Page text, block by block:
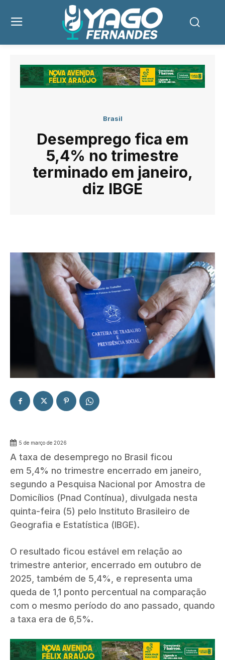
Brasil
Desemprego fica em
5,4% no trimestre
terminado em janeiro,
diz IBGE
5 de março de 2026
A taxa de desemprego no Brasil ficou
em 5,4% no trimestre encerrado em janeiro,
segundo a Pesquisa Nacional por Amostra de
Domicílios (Pnad Contínua), divulgada nesta
quinta-feira (5) pelo Instituto Brasileiro de
Geografia e Estatística (IBGE).
O resultado ficou estável em relação ao
trimestre anterior, encerrado em outubro de
2025, também de 5,4%, e representa uma
queda de 1,1 ponto percentual na comparação
com o mesmo período do ano passado, quando
a taxa era de 6,5%.